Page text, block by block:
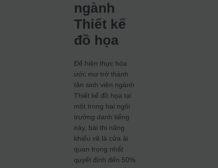
ngành
Thiết kế
đồ họa
Để hiện thực hóa
ước mơ trở thành
tân sinh viên ngành
Thiết kế đồ họa tại
một trong hai ngôi
trường danh tiếng
này, bài thi năng
khiếu vẽ là cửa ải
quan trọng nhất
quyết định đến 50%